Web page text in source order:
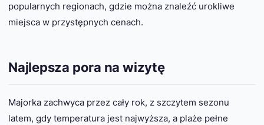
popularnych regionach, gdzie można znaleźć urokliwe
miejsca w przystępnych cenach.
Najlepsza pora na wizytę
Majorka zachwyca przez cały rok, z szczytem sezonu
latem, gdy temperatura jest najwyższa, a plaże pełne